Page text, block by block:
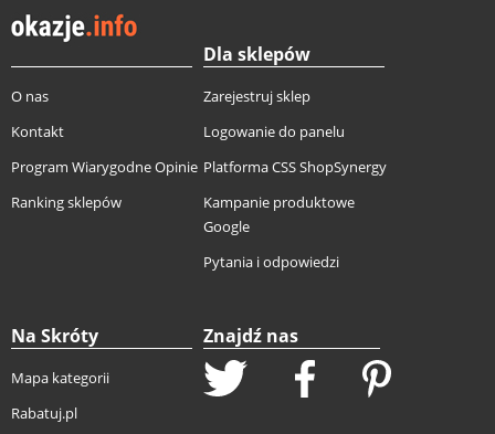
O nas
Kontakt
Program Wiarygodne Opinie
Ranking sklepów
Dla sklepów
Zarejestruj sklep
Logowanie do panelu
Platforma CSS ShopSynergy
Kampanie produktowe
Google
Pytania i odpowiedzi
Na Skróty
Mapa kategorii
Rabatuj.pl
Znajdź nas